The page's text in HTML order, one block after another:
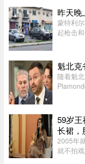
人
昨天
蒙特利
起枪击
大道发
魁北
随着魁
59岁
长裙，
2005年
就不拍